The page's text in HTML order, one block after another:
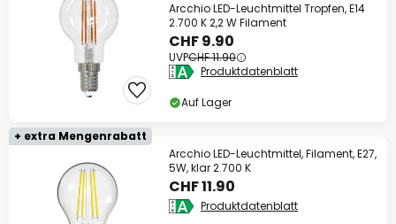
Arcchio LED-Leuchtmittel Tropfen, E14
2.700 K 2,2 W Filament
CHF 9.90
UVPCHF 11.90
Produktdatenblatt
Auf Lager
+ extra Mengenrabatt
Arcchio LED-Leuchtmittel, Filament, E27,
5W, klar 2.700 K
CHF 11.90
Produktdatenblatt